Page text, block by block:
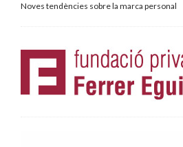
Noves tendències sobre la marca personal